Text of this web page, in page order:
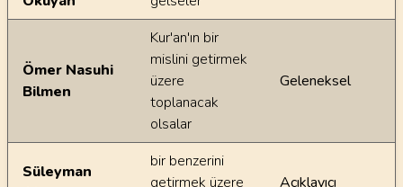
Ömer Nasuhi
Bilmen
Kur'an'ın bir
mislini getirmek
üzere
toplanacak
olsalar
Geleneksel
Süleyman
bir benzerini
getirmek üzere
Açıklayıcı